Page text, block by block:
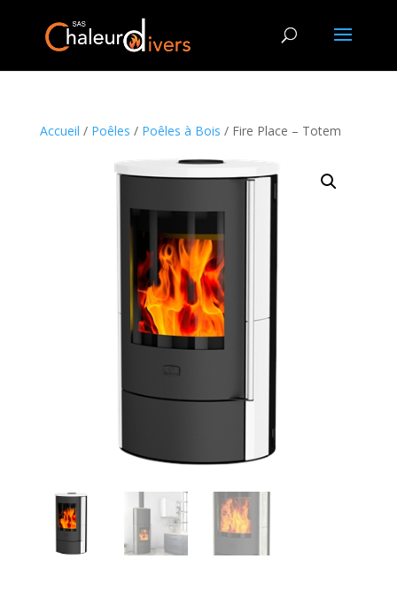
Accueil / Poêles / Poêles à Bois / Fire Place – Totem